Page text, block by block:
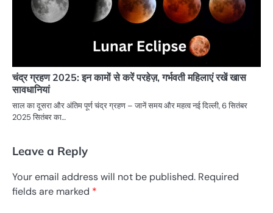
चंद्र ग्रहण 2025: इन कामों से करें परहेज़, गर्भवती महिलाएं रखें खास
सावधानियां
साल का दूसरा और अंतिम पूर्ण चंद्र ग्रहण – जानें समय और महत्व नई दिल्ली, 6 सितंबर
2025 सितंबर का…
Leave a Reply
Your email address will not be published. Required
fields are marked *